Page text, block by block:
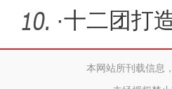
·十二团打
本网站所刊载信息